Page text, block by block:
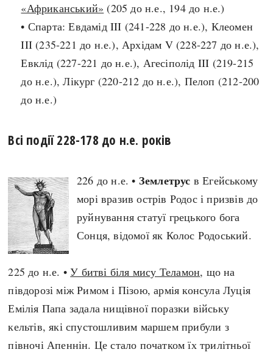
Америка
А(нта)рктика
Африка
Європа
Всі статті
Визначальні події
#Хештеги
Автори
«Африканський» (205 до н.е., 194 до н.е.)
• Спарта: Евдамід III (241-228 до н.е.), Клеомен
III (235-221 до н.е.), Архідам V (228-227 до н.е.),
Евклід (227-221 до н.е.), Агесіполід III (219-215
до н.е.), Лікург (220-212 до н.е.), Пелоп (212-200
до н.е.)
Всі події 228-178 до н.е. років
226 до н.е. • Землетрус в Егейському
морі вразив острів Родос і призвів до
руйнування статуї грецького бога
Сонця, відомої як Колос Родоський.
225 до н.е. •У битві біля мису Теламон, що на
півдорозі між Римом і Пізою, армія консула Луція
Емілія Папа задала нищівної поразки війську
кельтів, які спустошливим маршем прибули з
півночі Апеннін. Це стало початком їх трилітньої